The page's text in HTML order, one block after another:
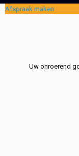
Afspraak maken
Uw onroerend